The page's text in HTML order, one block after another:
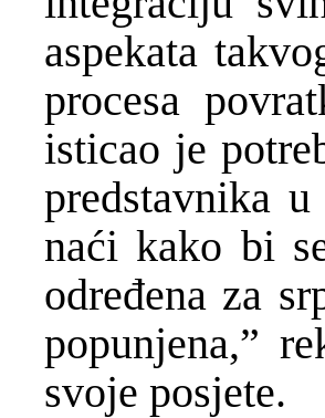
aspekata
procesa
isticao je
predstavnika
naći kako bi
određena za
popunjena,”
svoje posjete.